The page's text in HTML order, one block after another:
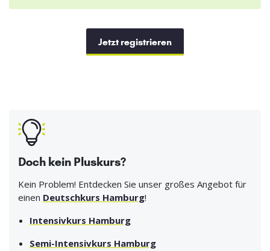
Jetzt registrieren
Doch kein Pluskurs?
Kein Problem! Entdecken Sie unser großes Angebot für
einen Deutschkurs Hamburg!
Intensivkurs Hamburg
Semi-Intensivkurs Hamburg